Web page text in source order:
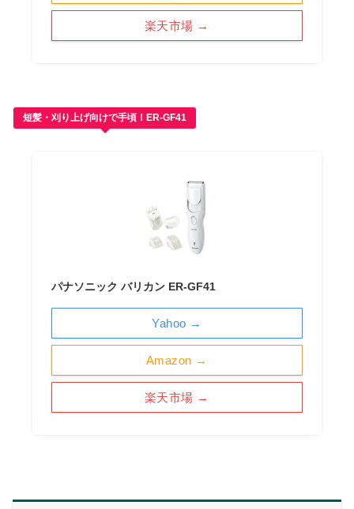
楽天市場 →
短髪・刈り上げ向けで手頃！ER-GF41
パナソニック バリカン ER-GF41
Amazon →
楽天市場 →
Yahoo →